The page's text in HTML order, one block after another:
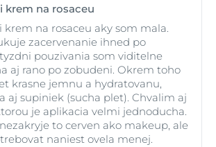
krem na rosaceu
krem na rosaceu aky som mala.
zacervenanie ihned po
pouzivania som viditelne
aj rano po zobudeni. Okrem toho
krasne jemnu a hydratovanu,
aj supiniek (sucha plet). Chvalim aj
je aplikacia velmi jednoducha.
to cerven ako makeup, ale
naniest ovela menej.